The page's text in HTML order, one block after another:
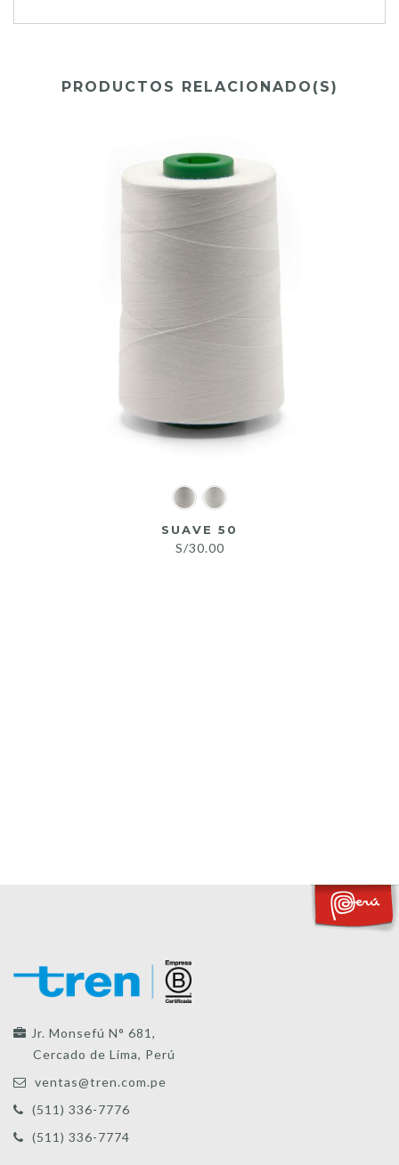
PRODUCTOS RELACIONADO(S)
SUAVE 50
S/30.00
Jr. Monsefú N° 681,
Cercado de Lima, Perú
ventas@tren.com.pe
(511) 336-7776
(511) 336-7774